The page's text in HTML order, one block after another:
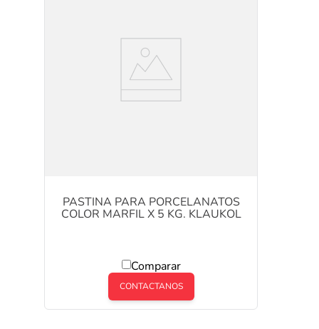
PASTINA PARA PORCELANATOS
COLOR MARFIL X 5 KG. KLAUKOL
Comparar
CONTACTANOS